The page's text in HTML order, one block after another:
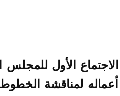
الأول للمجلس
لمناقشة